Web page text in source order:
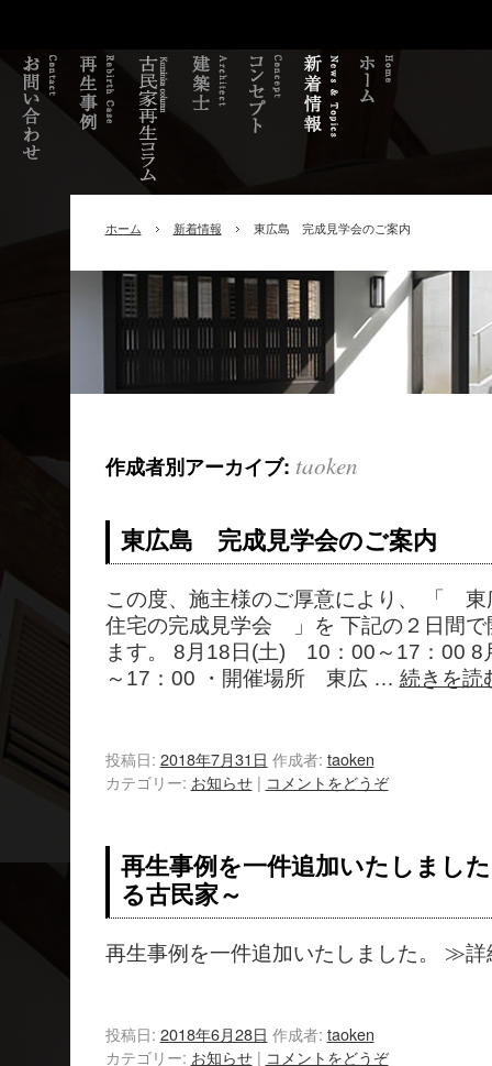
ホーム 新着情報 東広島 完成見学会のご案内
作成者別アーカイブ: taoken
東広島 完成見学会のご案内
この度、施主様のご厚意により、 「
住宅の完成見学会 」を 下記の２日間で
ます。 8月18日(土) 10：00～17：00
～17：00 ・開催場所 東広 … 続きを読
投稿日: 2018年7月31日 作成者: taoken
カテゴリー: お知らせ | コメントをどうぞ
再生事例を一件追加いたしまし
る古民家～
再生事例を一件追加いたしました。 ≫詳
投稿日: 2018年6月28日 作成者: taoken
カテゴリー: お知らせ | コメントをどうぞ